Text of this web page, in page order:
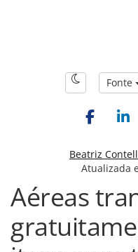
Fonte
Beatriz
Atualizada
Aéreas